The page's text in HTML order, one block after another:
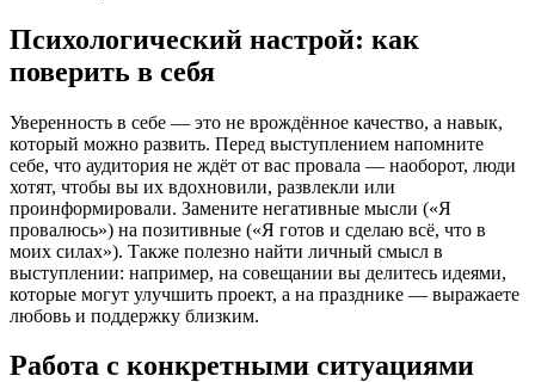
Психологический настрой: как
поверить в себя
Уверенность в себе — это не врождённое качество, а навык,
который можно развить. Перед выступлением напомните
себе, что аудитория не ждёт от вас провала — наоборот, люди
хотят, чтобы вы их вдохновили, развлекли или
проинформировали. Замените негативные мысли («Я
провалюсь») на позитивные («Я готов и сделаю всё, что в
моих силах»). Также полезно найти личный смысл в
выступлении: например, на совещании вы делитесь идеями,
которые могут улучшить проект, а на празднике — выражаете
любовь и поддержку близким.
Работа с конкретными ситуациями